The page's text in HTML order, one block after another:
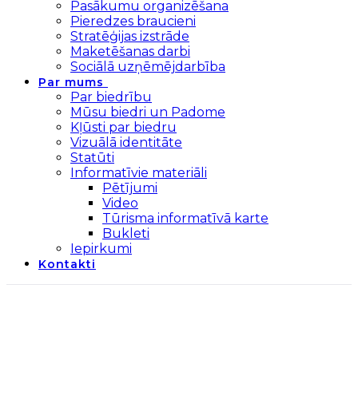
Pasākumu organizēšana
Pieredzes braucieni
Stratēģijas izstrāde
Maketēšanas darbi
Sociālā uzņēmējdarbība
Par mums
Par biedrību
Mūsu biedri un Padome
Kļūsti par biedru
Vizuālā identitāte
Statūti
Informatīvie materiāli
Pētījumi
Video
Tūrisma informatīvā karte
Bukleti
Iepirkumi
Kontakti